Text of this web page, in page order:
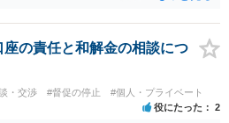
いありません。 ご健闘をお祈りいたし
の責任と和解金の相談につ
・交渉 #督促の停止 #個人・プライベート
役にたった 2